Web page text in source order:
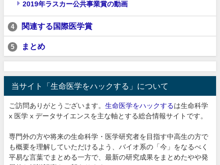
2019年ラスカー公共事業賞の動画
4 関連する国際医学賞
5 まとめ
当サイト「生命医学をハックする」について
ご訪問ありがとうございます。 生命医学をハックするは生命科学
x 医学 x データサイエンスを主な軸とする総合情報サイトです。
専門外の方や将来の生命科学・医学研究者を目指す中高生の方で
も概要を理解していただけるよう、バイオ系の「今」をなるべく
平易な言葉でまとめる一方で、最新の研究成果をまとめたやや発